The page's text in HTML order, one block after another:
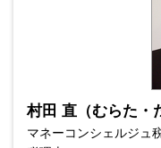
村田 直（むらた・
マネーコンシェルジュ